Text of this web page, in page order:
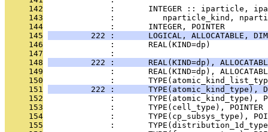
     142
:       INTEGER :: iparticle,
     143
:          nparticle_kind,
     144
:       INTEGER, POINTER
     145
222 :       LOGICAL, ALLOCATABLE,
     146
:       REAL(KIND=dp)
     147
:
     148
222 :       REAL(KIND=dp),
     149
:       REAL(KIND=dp),
     150
:
     151
222 :       TYPE(atomic_kind_type),
     152
:       TYPE(atomic_kind_type),
     153
:       TYPE(cell_type),
     154
:       TYPE(cp_subsys_type),
     155
: